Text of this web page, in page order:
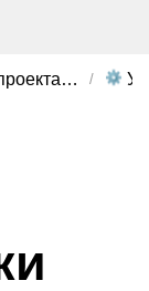
Управление производством и проектами ⚙️